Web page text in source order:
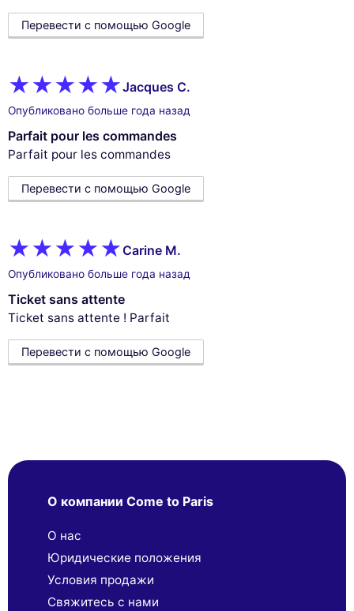
Перевести с помощью Google
Jacques C.
Опубликовано больше года назад
Parfait pour les commandes
Parfait pour les commandes
Перевести с помощью Google
Carine M.
Опубликовано больше года назад
Ticket sans attente
Ticket sans attente ! Parfait
Перевести с помощью Google
О компании Come to Paris
О нас
Юридические положения
Условия продажи
Свяжитесь с нами